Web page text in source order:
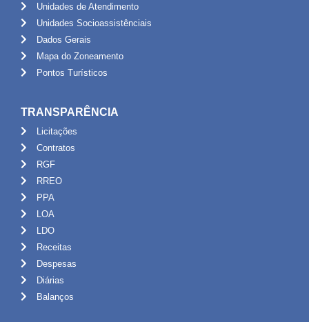
Unidades de Atendimento
Unidades Socioassistênciais
Dados Gerais
Mapa do Zoneamento
Pontos Turísticos
TRANSPARÊNCIA
Licitações
Contratos
RGF
RREO
PPA
LOA
LDO
Receitas
Despesas
Diárias
Balanços